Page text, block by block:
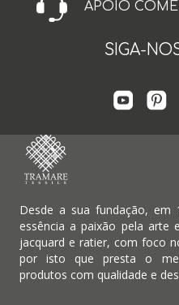
APOIO
SIGA-
Desde a sua fundação,
essência a paixão pela arte
jacquard e ratier, com foco
por isto que presta o
produtos com qualidade e